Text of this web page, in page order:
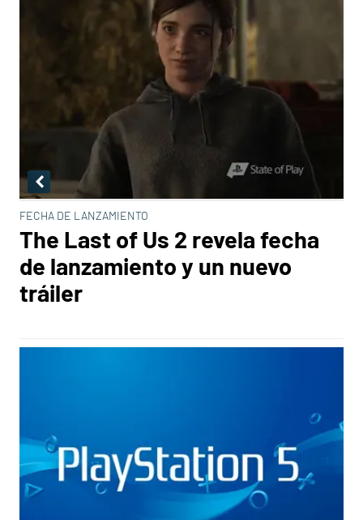
FECHA DE LANZAMIENTO
The Last of Us 2 revela fecha
de lanzamiento y un nuevo
tráiler